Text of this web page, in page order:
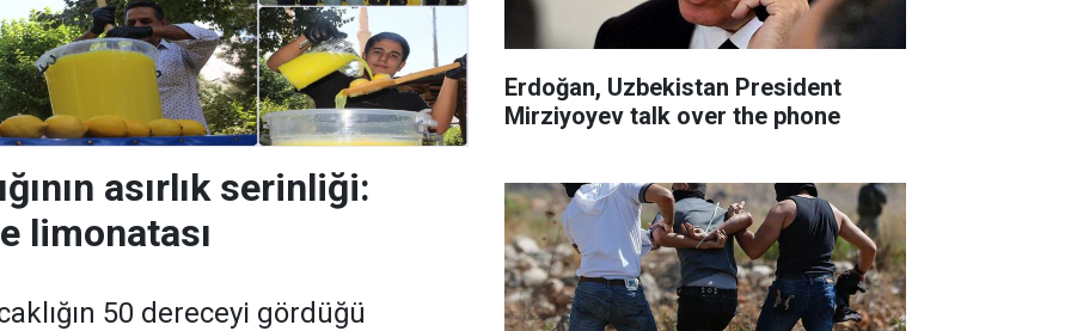
asırlık serinliği:
limonatası
50 dereceyi gördüğü
Erdoğan, Uzbekistan President
Mirziyoyev talk over the phone